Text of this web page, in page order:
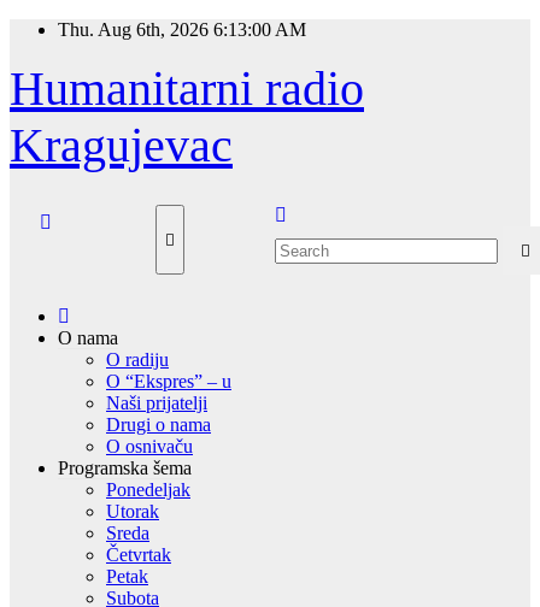
Skip
content
Thu. Aug 6th, 2026 6:13:00 AM
Humanitarni radio
Kragujevac
O nama
O radiju
O “Ekspres” – u
Naši prijatelji
Drugi o nama
O osnivaču
Programska šema
Ponedeljak
Utorak
Sreda
Četvrtak
Petak
Subota